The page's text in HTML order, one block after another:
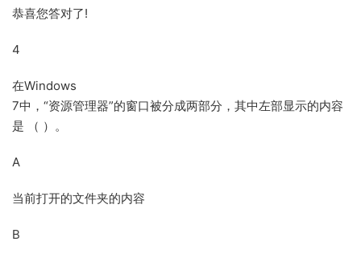
恭喜您答对了!
4
在Windows
7中，“资源管理器”的窗口被分成两部分，其中左部显示的内容
是 （ ）。
A
当前打开的文件夹的内容
B